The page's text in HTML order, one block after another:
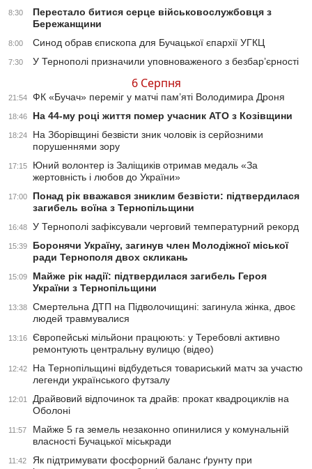
8:30
Перестало битися серце військовослужбовця з
Бережанщини
8:00 Синод обрав єпископа для Бучацької єпархії УГКЦ
7:30 У Тернополі призначили уповноваженого з безбар’єрності
6 Серпня
21:54 ФК «Бучач» переміг у матчі пам’яті Володимира Дроня
18:46 На 44-му році життя помер учасник АТО з Козівщини
18:24
На Зборівщині безвісти зник чоловік із серйозними
порушеннями зору
17:15
Юний волонтер із Заліщиків отримав медаль «За
жертовність і любов до України»
17:00
Понад рік вважався зниклим безвісти: підтвердилася
загибель воїна з Тернопільщини
16:48 У Тернополі зафіксували черговий температурний рекорд
15:39
Боронячи Україну, загинув член Молодіжної міської
ради Тернополя двох скликань
15:09
Майже рік надії: підтвердилася загибель Героя
України з Тернопільщини
13:38
Смертельна ДТП на Підволочищині: загинула жінка, двоє
людей травмувалися
13:16
Європейські мільйони працюють: у Теребовлі активно
ремонтують центральну вулицю (відео)
12:42
На Тернопільщині відбудеться товариський матч за участю
легенди українського футзалу
12:01
Драйвовий відпочинок та драйв: прокат квадроциклів на
Оболоні
11:57
Майже 5 га земель незаконно опинилися у комунальній
власності Бучацької міськради
11:42
Як підтримувати фосфорний баланс ґрунту при